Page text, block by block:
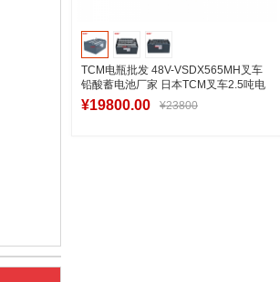
TCM电瓶批发 48V-VSDX565MH叉车
铅酸蓄电池厂家 日本TCM叉车2.5吨电
瓶定制
¥19800.00 ¥23800